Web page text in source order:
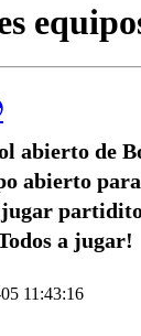
abierto de
abierto
a jugar!
11:43:16